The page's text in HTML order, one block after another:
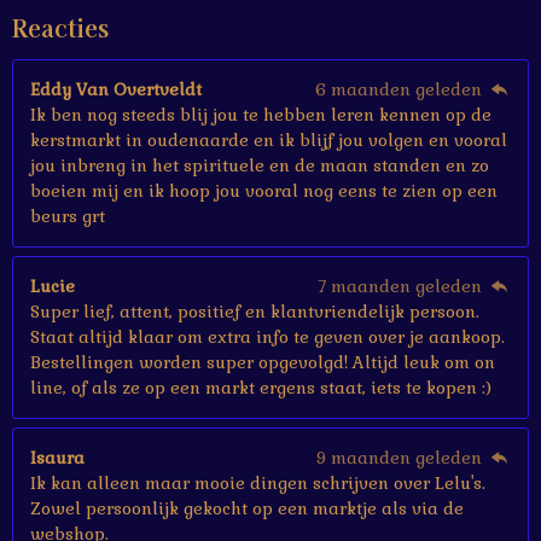
r
r
Reacties
Eddy Van Overtveldt
6 maanden geleden
Ik ben nog steeds blij jou te hebben leren kennen op de
kerstmarkt in oudenaarde en ik blijf jou volgen en vooral
jou inbreng in het spirituele en de maan standen en zo
boeien mij en ik hoop jou vooral nog eens te zien op een
beurs grt
Lucie
7 maanden geleden
Super lief, attent, positief en klantvriendelijk persoon.
Staat altijd klaar om extra info te geven over je aankoop.
Bestellingen worden super opgevolgd! Altijd leuk om on
line, of als ze op een markt ergens staat, iets te kopen :)
Isaura
9 maanden geleden
Ik kan alleen maar mooie dingen schrijven over Lelu's.
Zowel persoonlijk gekocht op een marktje als via de
webshop.